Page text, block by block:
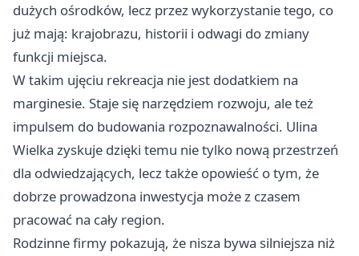
dużych ośrodków, lecz przez wykorzystanie tego, co
już mają: krajobrazu, historii i odwagi do zmiany
funkcji miejsca.
W takim ujęciu rekreacja nie jest dodatkiem na
marginesie. Staje się narzędziem rozwoju, ale też
impulsem do budowania rozpoznawalności. Ulina
Wielka zyskuje dzięki temu nie tylko nową przestrzeń
dla odwiedzających, lecz także opowieść o tym, że
dobrze prowadzona inwestycja może z czasem
pracować na cały region.
Rodzinne firmy pokazują, że nisza bywa silniejsza niż